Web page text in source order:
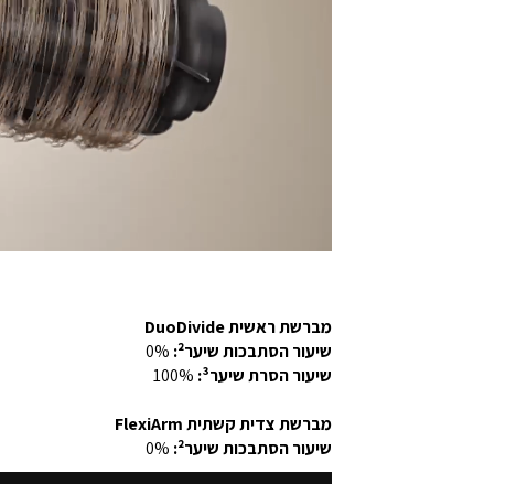
מברשת ראשית DuoDivide
שיעור הסתבכות שיער²:
שיעור הסרת שיער³:
מברשת צדית קשתית FlexiArm
שיעור הסתבכות שיער²: